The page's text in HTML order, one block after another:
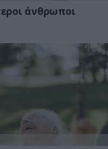
άνθρωποι